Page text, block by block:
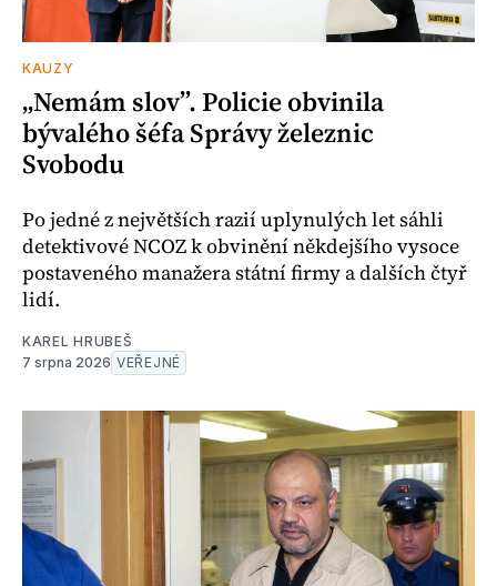
KAUZY
„Nemám slov”. Policie obvinila
bývalého šéfa Správy železnic
Svobodu
Po jedné z největších razií uplynulých let sáhli
detektivové NCOZ k obvinění někdejšího vysoce
postaveného manažera státní firmy a dalších čtyř
lidí.
KAREL HRUBEŠ
7 srpna 2026 VEŘEJNÉ